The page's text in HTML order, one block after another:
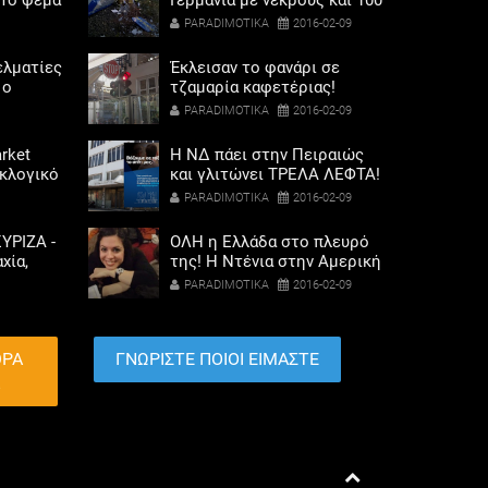
οι
-
τραυματίες
PARADIMOTIKA 2016-02-09
Έκλεισαν το φανάρι σε
τζαμαρία καφετέριας!
PARADIMOTIKA 2016-02-09
Η ΝΔ πάει στην Πειραιώς
και γλιτώνει ΤΡΕΛΑ ΛΕΦΤΑ!
(ΦΩΤΟ)
PARADIMOTIKA 2016-02-09
ΟΛΗ η Ελλάδα στο πλευρό
της! H Nτένια στην Αμερική
με το πρωθυπουργικό
PARADIMOTIKA 2016-02-09
ΓΝΩΡΙΣΤΕ ΠΟΙΟΙ ΕΙΜΑΣΤΕ